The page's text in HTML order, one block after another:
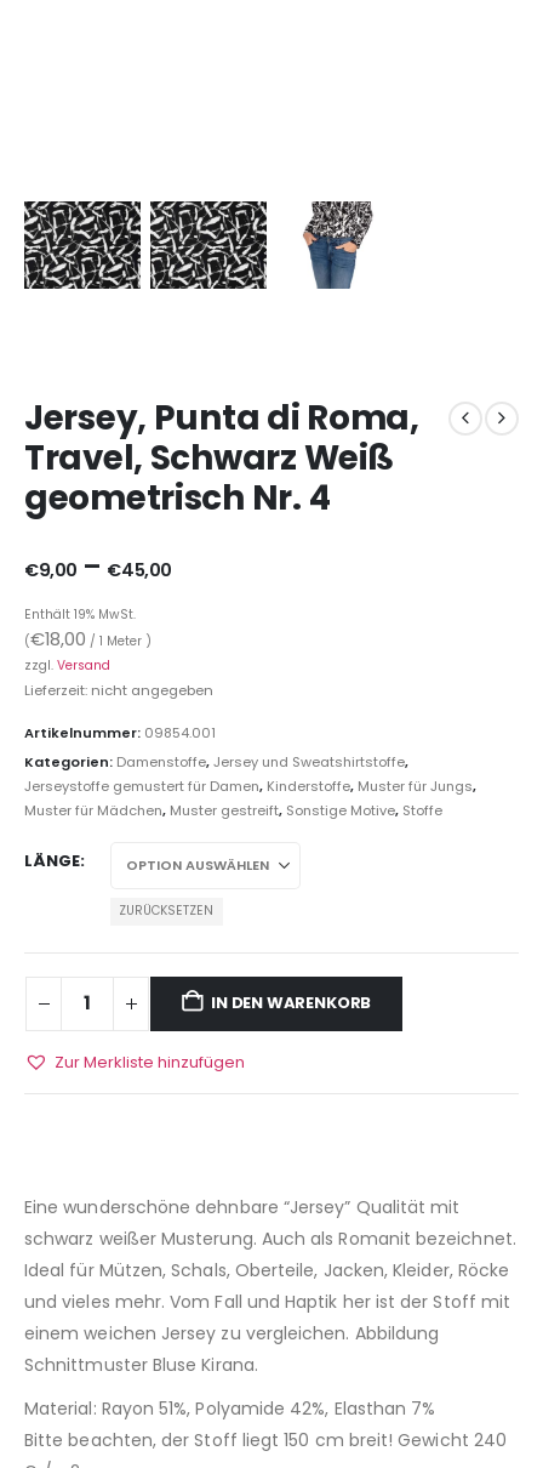
Jersey, Punta di Roma,
Travel, Schwarz Weiß
geometrisch Nr. 4
€9,00 – €45,00
Enthält 19% MwSt.
(€18,00 / 1 Meter )
zzgl. Versand
Lieferzeit: nicht angegeben
Artikelnummer: 09854.001
Kategorien: Damenstoffe,Jersey und Sweatshirtstoffe,
Jerseystoffe gemustert für Damen, Kinderstoffe, Muster für Jungs,
Muster für Mädchen, Muster gestreift, Sonstige Motive, Stoffe
LÄNGE
ZURÜCKSETZEN
IN DEN WARENKORB
Zur Merkliste hinzufügen
Eine wunderschöne dehnbare “Jersey” Qualität mit
schwarz weißer Musterung. Auch als Romanit bezeichnet.
Ideal für Mützen, Schals, Oberteile, Jacken, Kleider, Röcke
und vieles mehr. Vom Fall und Haptik her ist der Stoff mit
einem weichen Jersey zu vergleichen. Abbildung
Schnittmuster Bluse Kirana.
Material: Rayon 51%, Polyamide 42%, Elasthan 7%
Bitte beachten, der Stoff liegt 150 cm breit! Gewicht 240